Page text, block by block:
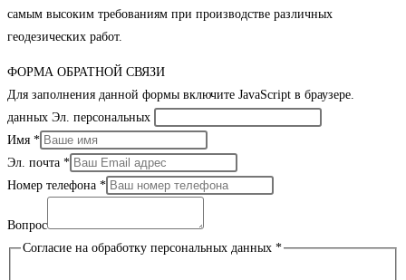
самым высоким требованиям при производстве различных
геодезических работ.
ФОРМА ОБРАТНОЙ СВЯЗИ
Для заполнения данной формы включите JavaScript в браузере.
данных Эл. персональных
Имя *
Эл. почта *
Номер телефона *
Вопрос
Согласие на обработку персональных данных *